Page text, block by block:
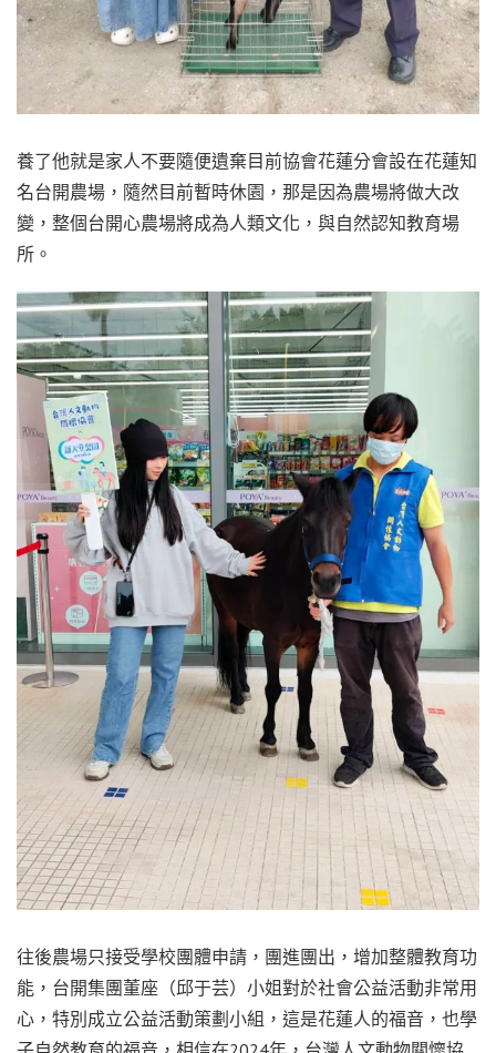
養了他就是家人不要隨便遺棄目前協會花蓮分會設在花蓮知
名台開農場，隨然目前暫時休園，那是因為農場將做大改
變，整個台開心農場將成為人類文化，與自然認知教育場
所。
往後農場只接受學校團體申請，團進團出，增加整體教育功
能，台開集團董座（邱于芸）小姐對於社會公益活動非常用
心，特別成立公益活動策劃小組，這是花蓮人的福音，也學